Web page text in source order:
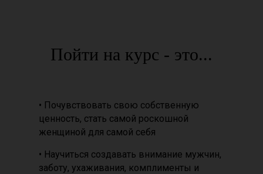
Пойти на курс - это...
• Почувствовать свою собственную
ценность, стать самой роскошной
женщиной для самой себя
• Научиться создавать внимание мужчин,
заботу, ухаживания, комплименты и